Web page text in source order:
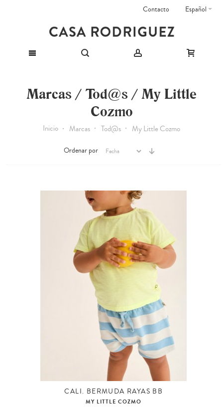
Español
Contacto
Marcas / Tod@s / My Little
Cozmo
Inicio Marcas Tod@s My Little Cozmo
Ordenar por
CALI. BERMUDA RAYAS BB
MY LITTLE COZMO